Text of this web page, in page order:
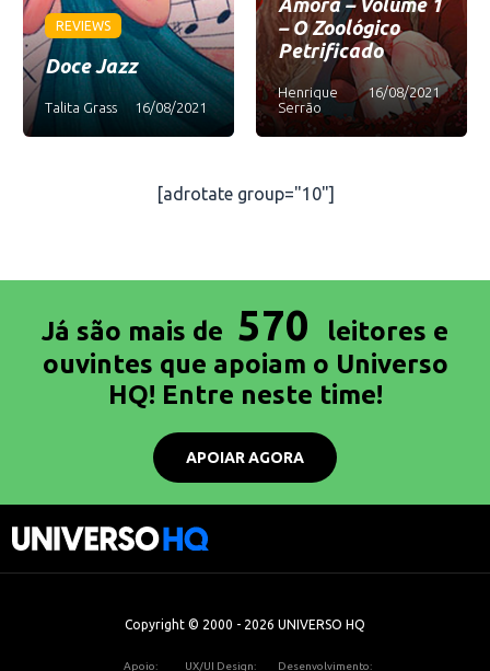
REVIEWS
Doce Jazz
Talita Grass 16/08/2021
Amora – Volume 1
– O Zoológico
Petrificado
Henrique
Serrão
16/08/2021
[adrotate group="10"]
Já são mais de 570
leitores e
ouvintes que apoiam o Universo
HQ! Entre neste time!
APOIAR AGORA
Copyright © 2000 - 2026 UNIVERSO HQ
Apoio: UX/UI Design: Desenvolvimento: